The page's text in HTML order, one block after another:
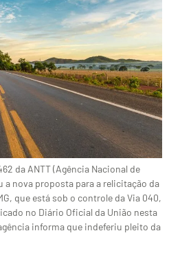
da ANTT (Agência Nacional de
a nova proposta para a relicitação da
que está sob o controle da Via 040,
no Diário Oficial da União nesta
informa que indeferiu pleito da